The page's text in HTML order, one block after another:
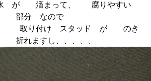
が 溜まって、 腐りやすい
部分 なので
取り付け スタッド が のき
折れますし、、、、、